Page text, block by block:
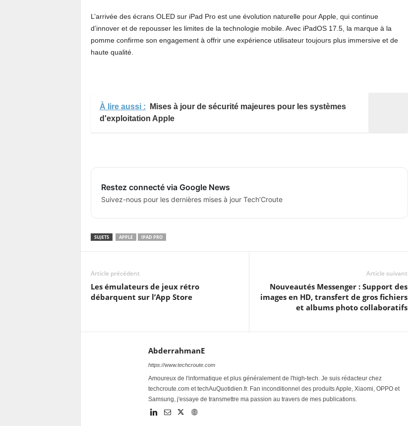
L’arrivée des écrans OLED sur iPad Pro est une évolution naturelle pour Apple, qui continue
d’innover et de repousser les limites de la technologie mobile. Avec iPadOS 17.5, la marque à la
pomme confirme son engagement à offrir une expérience utilisateur toujours plus immersive et de
haute qualité.
À lire aussi :
Mises à jour de sécurité majeures pour les systèmes
d'exploitation Apple
Restez connecté via Google News
Suivez-nous pour les dernières mises à jour Tech’Croute
SUJETS APPLE IPAD PRO
Article précédent
Les émulateurs de jeux rétro
débarquent sur l’App Store
Article suivant
Nouveautés Messenger : Support des
images en HD, transfert de gros fichiers
et albums photo collaboratifs
AbderrahmanE
https://www.techcroute.com
Amoureux de l'informatique et plus généralement de l'high-tech. Je suis rédacteur chez
techcroute.com et techAuQuotidien.fr. Fan inconditionnel des produits Apple, Xiaomi, OPPO et
Samsung, j'essaye de transmettre ma passion au travers de mes publications.